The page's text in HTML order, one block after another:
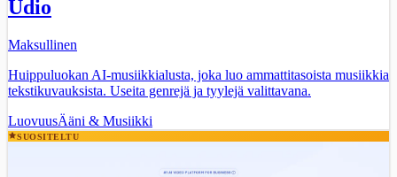
Udio
Maksullinen
Huippuluokan AI-musiikkialusta, joka luo ammattitasoista musiikkia
tekstikuvauksista. Useita genrejä ja tyylejä valittavana.
LuovuusÄäni & Musiikki
SUOSITELTU